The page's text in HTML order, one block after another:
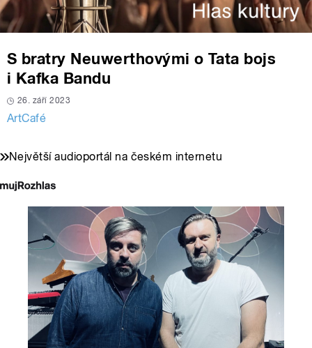
S bratry Neuwerthovými o Tata bojs
i Kafka Bandu
26. září 2023
ArtCafé
Největší audioportál na českém internetu